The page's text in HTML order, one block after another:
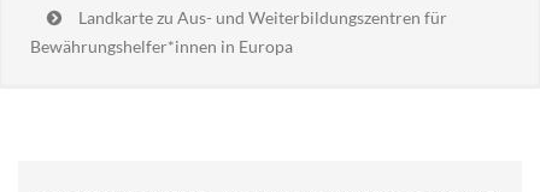
Landkarte zu Aus- und Weiterbildungszentren für
Bewährungshelfer*innen in Europa